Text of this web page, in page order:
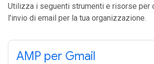
Utilizza i seguenti strumenti e risorse per
l'invio di email per la tua organizzazione.
AMP per Gmail